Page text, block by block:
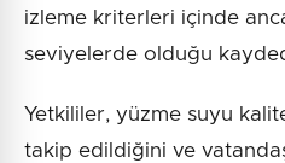
izleme kriterleri içinde
seviyelerde olduğu
Yetkililer, yüzme suyu
takip edildiğini ve